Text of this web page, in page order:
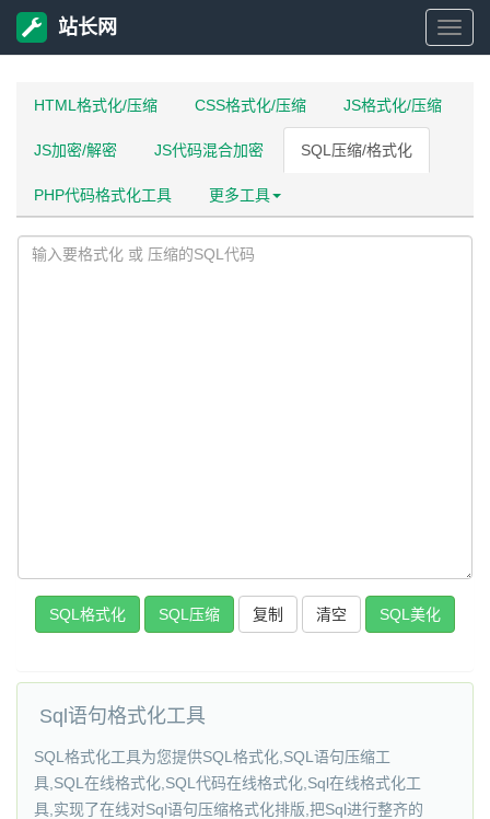
站
站长网
HTML格式化/压缩 CSS格式化/压缩 JS格式化/压缩
JS加密/解密 JS代码混合加密 SQL压缩/格式化
PHP代码格式化工具 更多工具
复制 SQL美化
Sql语句格式化工具
SQL格式化工具为您提供SQL格式化,SQL语句压缩工
具,SQL在线格式化,SQL代码在线格式化,Sql在线格式化工
具,实现了在线对Sql语句压缩格式化排版,把Sql进行整齐的